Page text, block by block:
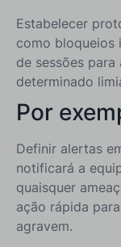
Estabelecer
como bloqueios
de sessões
determinado
Por
Definir alertas
notificará a
quaisquer
ação rápida
agravem.